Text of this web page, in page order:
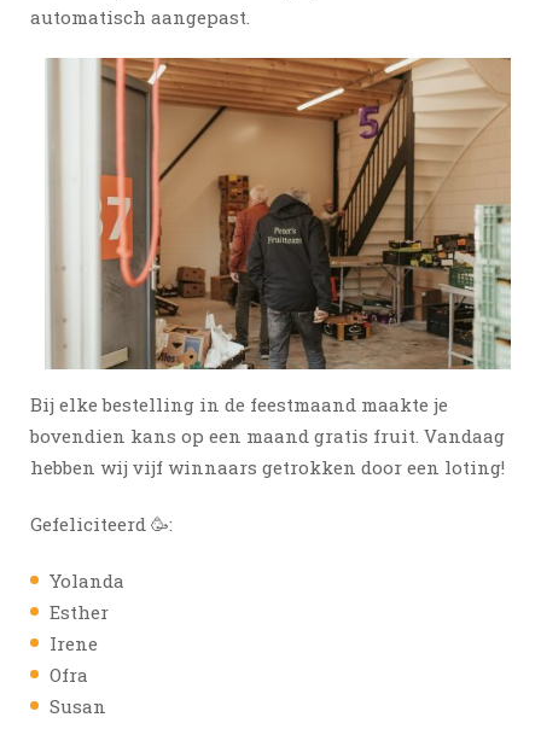
automatisch aangepast.
Bij elke bestelling in de feestmaand maakte je
bovendien kans op een maand gratis fruit. Vandaag
hebben wij vijf winnaars getrokken door een loting!
Gefeliciteerd 🥳:
Yolanda
Esther
Irene
Ofra
Susan